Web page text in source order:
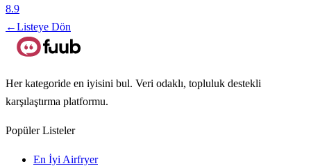
8.9
←Listeye Dön
Her kategoride en iyisini bul. Veri odaklı, topluluk destekli
karşılaştırma platformu.
Popüler Listeler
En İyi Airfryer